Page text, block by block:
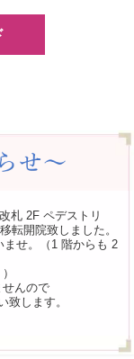
札 2F ペデストリ
転開院致しました。
ませ。（1 階からも 2
んので
致します。